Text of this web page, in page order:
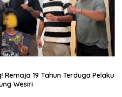
Remaja 19 Tahun Terduga Pelaku
Wesiri